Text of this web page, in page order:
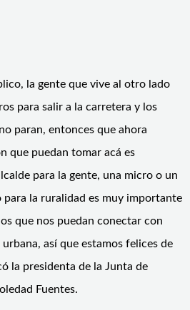
la gente que vive al otro lado
para salir a la carretera y los
paran, entonces que ahora
que puedan tomar acá es
para la gente, una micro o un
la ruralidad es muy importante
que nos puedan conectar con
así que estamos felices de
la presidenta de la Junta de
Fuentes.